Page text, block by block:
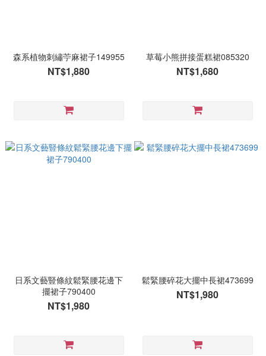
森系植物刺繡苧麻裙子149955
NT$1,880
草莓小熊拼接蛋糕裙085320
NT$1,680
日系文藝豎條紋鬆緊腰花邊下
擺裙子790400
NT$1,980
鬆緊腰碎花大擺中長裙473699
NT$1,980